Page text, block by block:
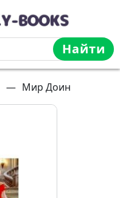
Найти
— Мир Доин